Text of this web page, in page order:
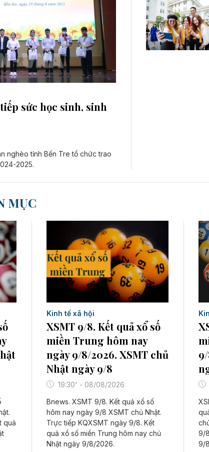
sức học sinh, sinh
nghèo tỉnh Bến Tre tổ chức trao
2025.
MỤC
quả
Kinh tế xã hội
XSMT 9/8. Kết quả xổ số
miền Trung hôm nay
ngày 9/8/2026. XSMT chủ
Nhật ngày 9/8
19:30' - 08/08/2026
Bnews. XSMT 9/8. Kết quả xổ số
hôm nay ngày 9/8 XSMT chủ Nhật.
Trực tiếp KQXSMT ngày 9/8. Kết
quả xổ số miền Trung hôm nay chủ
Nhật ngày 9/8/2026.
9/
9/